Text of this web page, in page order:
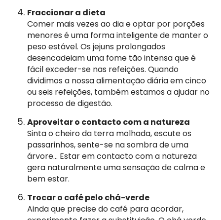
Fraccionar a dieta
Comer mais vezes ao dia e optar por porções
menores é uma forma inteligente de manter o
peso estável. Os jejuns prolongados
desencadeiam uma fome tão intensa que é
fácil exceder-se nas refeições. Quando
dividimos a nossa alimentação diária em cinco
ou seis refeições, também estamos a ajudar no
processo de digestão.
Aproveitar o contacto com a natureza
Sinta o cheiro da terra molhada, escute os
passarinhos, sente-se na sombra de uma
árvore… Estar em contacto com a natureza
gera naturalmente uma sensação de calma e
bem estar.
Trocar o café pelo chá-verde
Ainda que precise do café para acordar,